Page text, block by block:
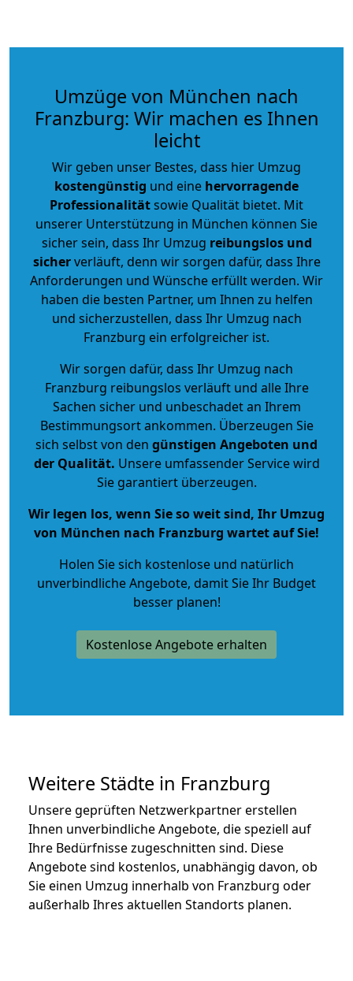
Umzüge von München nach
Franzburg: Wir machen es Ihnen
leicht
Wir geben unser Bestes, dass hier Umzug
kostengünstig und eine hervorragende
Professionalitätsowie Qualität bietet. Mit
unserer Unterstützung in München können Sie
sicher sein, dass Ihr Umzug reibungslos und
sicherverläuft, denn wir sorgen dafür, dass Ihre
Anforderungen und Wünsche erfüllt werden. Wir
haben die besten Partner, um Ihnen zu helfen
und sicherzustellen, dass Ihr Umzug nach
Franzburg ein erfolgreicher ist.
Wir sorgen dafür, dass Ihr Umzug nach
Franzburg reibungslos verläuft und alle Ihre
Sachen sicher und unbeschadet an Ihrem
Bestimmungsort ankommen. Überzeugen Sie
sich selbst von den günstigen Angeboten und
der Qualität. Unsere umfassender Service wird
Sie garantiert überzeugen.
Wir legen los, wenn Sie so weit sind, Ihr Umzug
von München nach Franzburg wartet auf Sie!
Holen Sie sich kostenlose und natürlich
unverbindliche Angebote, damit Sie Ihr Budget
besser planen!
Kostenlose Angebote erhalten
Weitere Städte in Franzburg
Unsere geprüften Netzwerkpartner erstellen
Ihnen unverbindliche Angebote, die speziell auf
Ihre Bedürfnisse zugeschnitten sind. Diese
Angebote sind kostenlos, unabhängig davon, ob
Sie einen Umzug innerhalb von Franzburg oder
außerhalb Ihres aktuellen Standorts planen.